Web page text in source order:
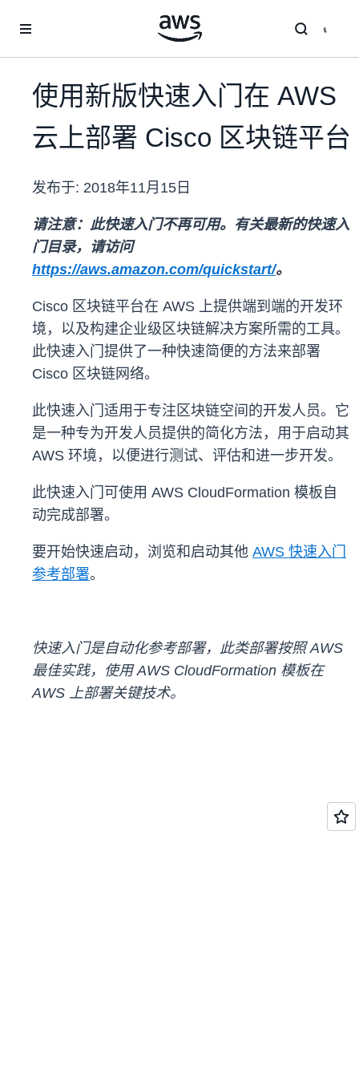
使用新版快速入门在 AWS
云上部署 Cisco 区块链平台
发布于: 2018年11月15日
请注意：此快速入门不再可用。有关最新的快速入
门目录，请访问
https://aws.amazon.com/quickstart/。
Cisco 区块链平台在 AWS 上提供端到端的开发环
境，以及构建企业级区块链解决方案所需的工具。
此快速入门提供了一种快速简便的方法来部署
Cisco 区块链网络。
此快速入门适用于专注区块链空间的开发人员。它
是一种专为开发人员提供的简化方法，用于启动其
AWS 环境，以便进行测试、评估和进一步开发。
此快速入门可使用 AWS CloudFormation 模板自
动完成部署。
要开始快速启动，浏览和启动其他 AWS 快速入门
参考部署。
快速入门是自动化参考部署，此类部署按照 AWS
最佳实践，使用 AWS CloudFormation 模板在
AWS 上部署关键技术。